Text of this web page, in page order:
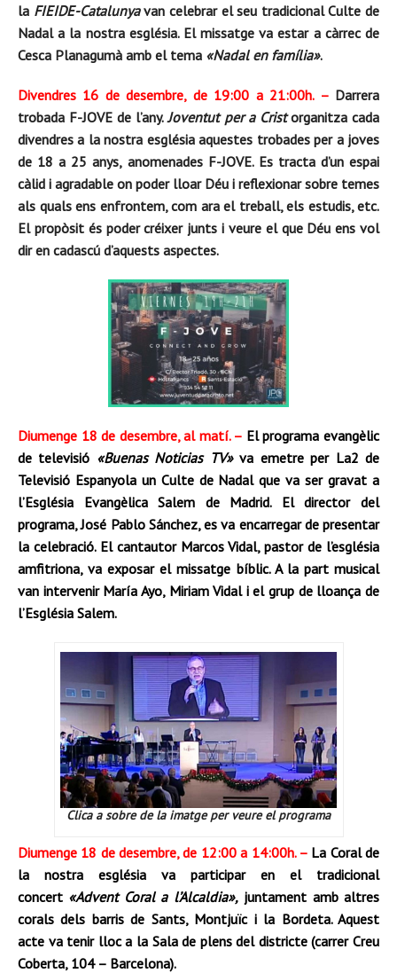
la FIEIDE-Catalunyavan celebrar el seu tradicional Culte de
Nadal a la nostra església. El missatge va estar a càrrec de
Cesca Planagumà amb el tema «Nadal en família».
Divendres 16 de desembre, de 19:00 a 21:00h. –Darrera
trobada F-JOVE de l’any.Joventut per a Cristorganitza cada
divendres a la nostra església aquestes trobades per a joves
de 18 a 25 anys, anomenades F-JOVE. Es tracta d’un espai
càlid i agradable on poder lloar Déu i reflexionar sobre temes
als quals ens enfrontem, com ara el treball, els estudis, etc.
El propòsit és poder créixer junts i veure el que Déu ens vol
dir en cadascú d’aquests aspectes.
Diumenge 18 de desembre, al matí. – El programa evangèlic
de televisió «Buenas Noticias TV»va emetre per La2 de
Televisió Espanyola un Culte de Nadal que va ser gravat a
l’Església Evangèlica Salem de Madrid. El director del
programa, José Pablo Sánchez, es va encarregar de presentar
la celebració. El cantautor Marcos Vidal, pastor de l’església
amfitriona, va exposar el missatge bíblic. A la part musical
van intervenir María Ayo, Miriam Vidal i el grup de lloança de
l’Església Salem.
Clica a sobre de la imatge per veure el programa
Diumenge 18 de desembre, de 12:00 a 14:00h. – La Coral de
la nostra església va participar en el tradicional
concert «Advent Coral a l’Alcaldia»,juntament amb altres
corals dels barris de Sants, Montjuïc i la Bordeta. Aquest
acte va tenir lloc a la Sala de plens del districte (carrer Creu
Coberta, 104 – Barcelona).